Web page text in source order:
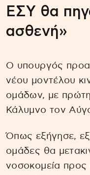
ΕΣΥ θα
ασθενή»
Ο υπουργός
νέου μοντέλου
ομάδων, με
Κάλυμνο τον
Όπως εξήγησε,
ομάδες θα
νοσοκομεία